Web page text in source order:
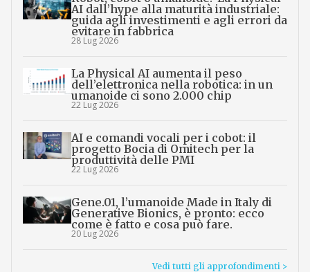
AI dall’hype alla maturità industriale:
guida agli investimenti e agli errori da
evitare in fabbrica
28 Lug 2026
La Physical AI aumenta il peso
dell’elettronica nella robotica: in un
umanoide ci sono 2.000 chip
22 Lug 2026
AI e comandi vocali per i cobot: il
progetto Bocia di Omitech per la
produttività delle PMI
22 Lug 2026
Gene.01, l’umanoide Made in Italy di
Generative Bionics, è pronto: ecco
come è fatto e cosa può fare.
20 Lug 2026
Vedi tutti gli approfondimenti >